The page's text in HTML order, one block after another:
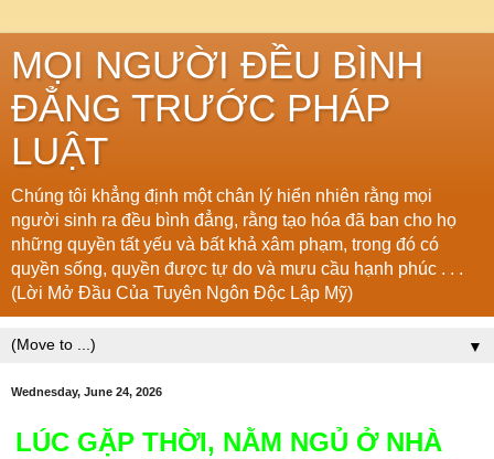
MỌI NGƯỜI ĐỀU BÌNH
ĐẲNG TRƯỚC PHÁP
LUẬT
Chúng tôi khẳng định một chân lý hiển nhiên rằng mọi
người sinh ra đều bình đẳng, rằng tạo hóa đã ban cho họ
những quyền tất yếu và bất khả xâm phạm, trong đó có
quyền sống, quyền được tự do và mưu cầu hạnh phúc . . .
(Lời Mở Đầu Của Tuyên Ngôn Độc Lập Mỹ)
▼
Wednesday, June 24, 2026
LÚC GẶP THỜI, NẰM NGỦ Ở NHÀ